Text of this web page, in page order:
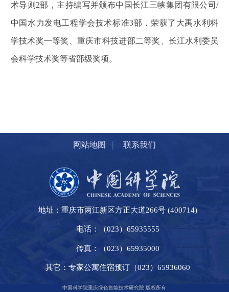
术导则 2部，主持编写并颁布中国长江三峡集团有限公司/
中国水力发电工程学会技术标准3部，荣获了大禹水利科
学技术奖一等奖、重庆市科技进部二等奖、长江水利委员
会科学技术奖等省部级奖项。
网站地图 | 联系我们
地址：重庆市两江新区方正大道266号 (400714)
电话：（023）65935555
传真：（023）65935000
其它：专家公寓住宿预订（023）65936060
中国科学院重庆绿色智能技术研究院 版权所有